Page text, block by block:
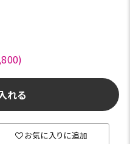
れる
お気に入りに追加